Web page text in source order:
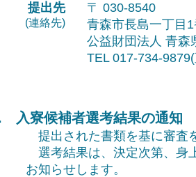
提出先
連絡先)
〒 030-8540
青森市長島一丁目
公益財団法人 青森
TEL 017-734-
入寮候補者選考結果の通知
提出された書類を基に審査
選考結果は、決定次第、身
お知らせします。